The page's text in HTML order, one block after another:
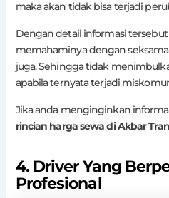
maka akan tidak bisa terjadi
Dengan detail informasi
memahaminya dengan
juga. Sehingga tidak
apabila ternyata terjadi
Jika anda menginginkan
rincian harga sewa di Akbar
4. Driver Yang
Profesional